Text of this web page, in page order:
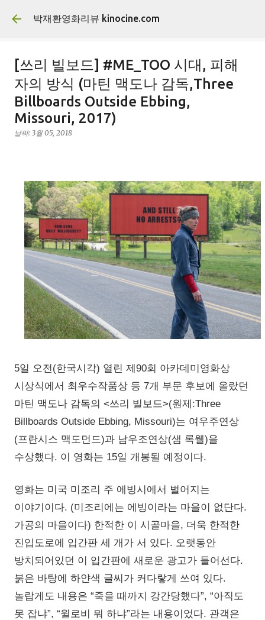
기본 콘텐츠로 건너뛰기
박재환영화리뷰 kinocine.com
[쓰리 빌보드] #ME_TOO 시대, 피해
자의 방식 (마틴 맥도나 감독,Three
Billboards Outside Ebbing,
Missouri, 2017)
날짜: 3월 05, 2018
5일 오전(한국시각) 열린 제90회 아카데미영화상
시상식에서 최우수작품상 등 7개 부문 후보에 올랐던
마틴 맥도나 감독의 <쓰리 빌보드>(원제:Three
Billboards Outside Ebbing, Missouri)는 여우주연상
(프란시스 맥도먼드)과 남우조연상(샘 록웰)을
수상했다. 이 영화는 15일 개봉될 예정이다.
영화는 미국 미조리 주 에빙시에서 벌어지는
이야기이다. (미조리에는 에빙이라는 마을이 없단다.
가공의 마을이다) 한적한 이 시골마을, 더욱 한적한
진입도로에 입간판 세 개가 서 있다. 오랫동안
방치되어있던 이 입간판에 새로운 광고가 들어선다.
붉은 바탕에 하얀색 글씨가 커다랗게 쓰여 있다.
놀랍게도 내용은 “죽을 때까지 강간당했다”, “아직도
못 잡냐”, “윌로비 뭐 하냐”라는 내용이었다. 관객은